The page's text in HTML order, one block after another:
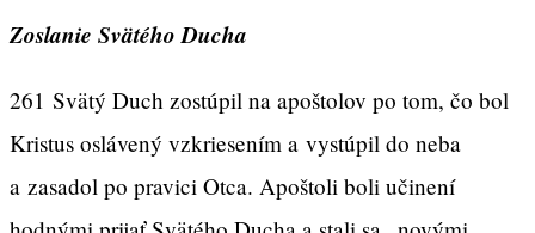
Zoslanie Svätého Ducha
261 Svätý Duch zostúpil na apoštolov po tom, čo bol
Kristus oslávený vzkriesením a vystúpil do neba
a zasadol po pravici Otca. Apoštoli boli učinení